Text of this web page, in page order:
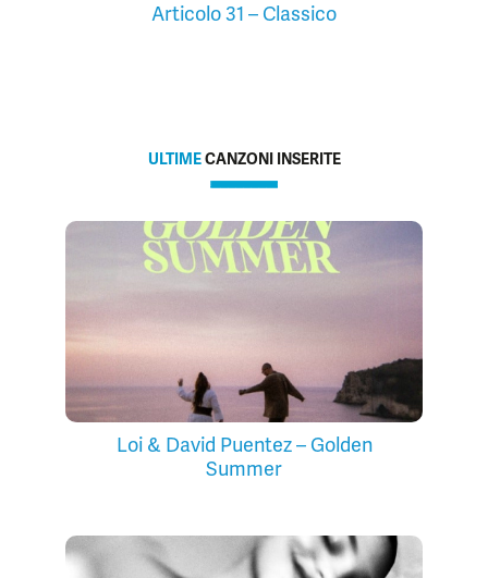
Articolo 31 – Classico
ULTIMECANZONI INSERITE
Loi & David Puentez – Golden
Summer